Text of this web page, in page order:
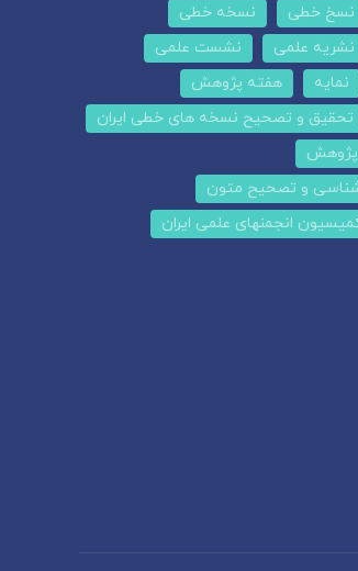
نسخ خطی
نسخه خطی
نشریه علمی
نشست علمی
نمایه
هفته پژوهش
تحقیق و تصحیح نسخه های خطی ایران
پژوهش
و تصحیح متون
انجمنهای علمی ایران